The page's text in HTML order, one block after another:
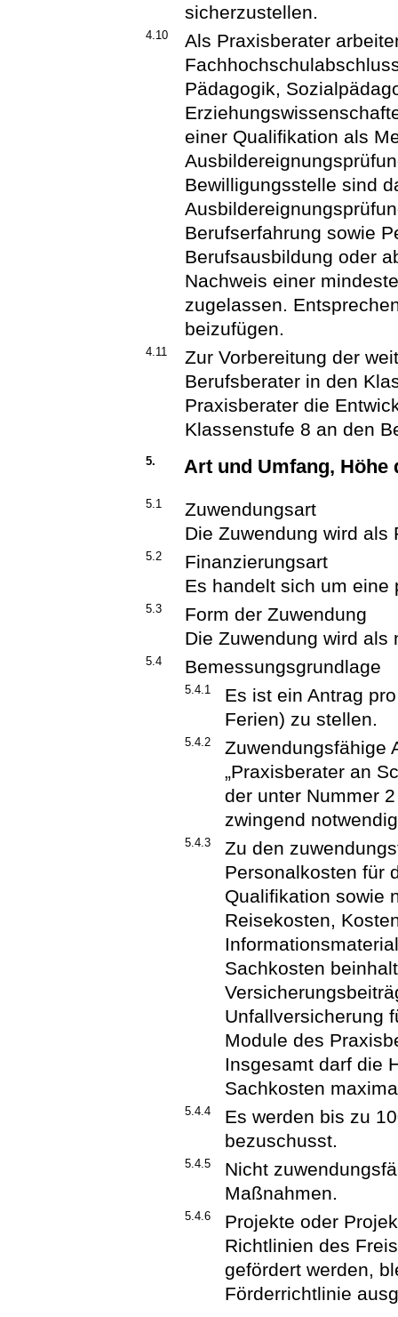
sicherzustellen.
4.10
Als Praxisberater
Pädagogik,
einer Qualifikation als
Bewilligungsstelle sind
Berufserfahrung sowie
Berufsausbildung oder
Nachweis einer
zugelassen.
beizufügen.
4.11
Zur Vorbereitung der
Berufsberater in den
Praxisberater die
Klassenstufe 8 an den
5. Art und Umfang, Höhe
5.1
Zuwendungsart
Die Zuwendung wird als
5.2
Finanzierungsart
Es handelt sich um eine
5.3
Form der Zuwendung
Die Zuwendung wird
5.4 Bemessungsgrundlage
5.4.1
Es ist ein Antrag
Ferien) zu stellen.
5.4.2
Zuwendungsfähige
„Praxisberater an
der unter Nummer
zwingend
5.4.3
Zu den
Personalkosten für
Qualifikation sowie
Reisekosten,
Sachkosten
Unfallversicherung
Module des
Insgesamt darf die
Sachkosten
5.4.4
Es werden bis zu
bezuschusst.
5.4.5
Nicht
Maßnahmen.
5.4.6
Projekte oder
Richtlinien des
gefördert werden,
Förderrichtlinie